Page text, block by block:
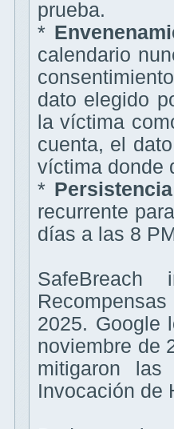
prueba.
*
calendario
dato elegido
la víctima
cuenta, el
víctima donde
* Persistencia
recurrente
días a las 8
2025. Google
noviembre de
mitigaron
Invocación de